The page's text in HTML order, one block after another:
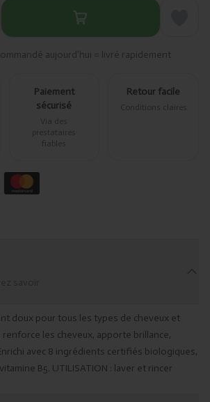
aujourd’hui = livré rapidement
Paiement
sécurisé
Via des
prestataires
fiables
Retour facile
Conditions claires
doux pour tous les types de cheveux et
renforce les cheveux, apporte brillance,
avec 8 ingrédients certifiés biologiques,
B5. UTILISATION : laver et rincer